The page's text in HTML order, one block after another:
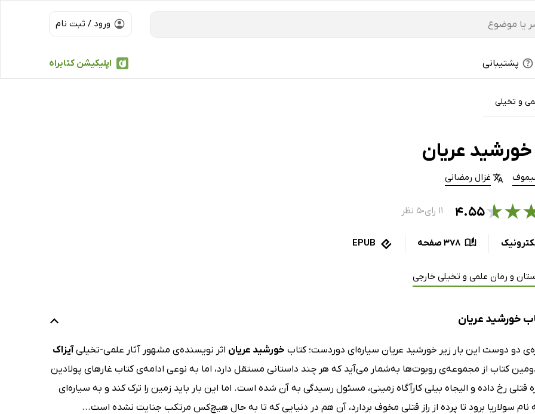
ورود / ثبت نام
اپلیکیشن کتابراه پشتیبانی
و تخیلی
عریان
غزال رمضانی
★
★۴.۵۵ ۱۱ رای ●۵ نظر
378 صفحه EPUB
و رمان علمی و تخیلی خارجی
خورشید عریان
دو دوست این بار زیر خورشید عریان سیاره‌ای دوردست؛ کتاب خورشید عریان اثر نویسنده‌ی مشهور آثار علمی-تخیلیآیزاک
کتاب از مجموعه‌ی روبوت‌ها به‌شمار می‌آید که هر چند داستانی مستقل دارد، اما به نوعی ادامه‌ی کتاب غارهای پولادین
قتلی رخ داده و الیجاه بیلی کارآگاه زمینی، مسئول رسیدگی به آن شده است. اما این بار باید زمین را ترک کند و به سیاره‌ای
سولاریا برود تا پرده از راز قتلی مخوف بردارد، آن هم در دنیایی که تا به حال هیچ‌کس مرتکب جنایت نشده است...